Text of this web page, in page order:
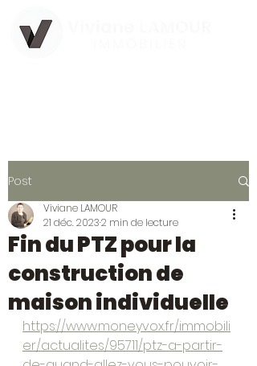
Post
Fin du PTZ pour la
construction de
maison individuelle
Viviane LAMOUR
21 déc. 20232 min de lecture
https://www.moneyvox.fr/immobili
er/actualites/95711/ptz-a-partir-